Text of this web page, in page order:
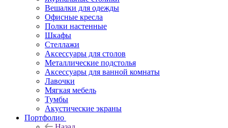
Вешалки для одежды
Офисные кресла
Полки настенные
Шкафы
Стеллажи
Аксессуары для столов
Металлические подстолья
Аксессуары для ванной комнаты
Лавочки
Мягкая мебель
Тумбы
Акустические экраны
Портфолио